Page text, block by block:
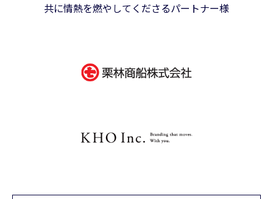
共に情熱を燃やしてくださるパートナー様